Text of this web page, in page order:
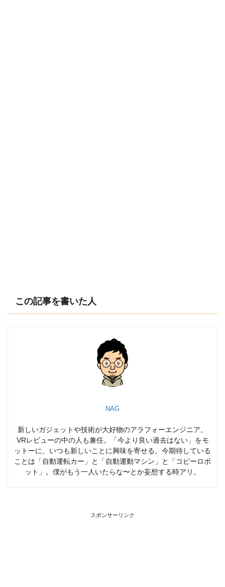
この記事を書いた人
NAG
新しいガジェットや技術が大好物のアラフォーエンジニア。
VRレビューの中の人も兼任。「今より良い過去はない」をモ
ットーに、いつも新しいことに興味を寄せる。今期待している
ことは「自動運転カー」と「自動運動マシン」と「コピーロボ
ット」。僕がもう一人いたらな〜とか妄想する時アリ。
スポンサーリンク